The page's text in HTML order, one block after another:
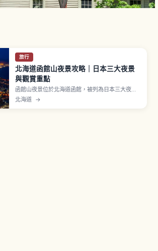
旅行
北海道函館山夜景攻略｜日本三大夜景
與觀賞重點
函館山夜景位於北海道函館，被列為日本三大夜景
之一，曾在《米其林綠色指南日本》獲三星評價。
北海道 →